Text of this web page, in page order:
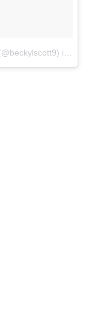
in data: